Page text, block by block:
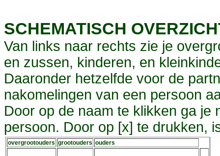
SCHEMATISCH
Van links naar rechts zie je
en zussen, kinderen, en
Daaronder hetzelfde voor de
nakomelingen van een persoon
Door op de naam te klikken ga je
persoon. Door op [x] te drukken,
overgrootouders grootouders ouders